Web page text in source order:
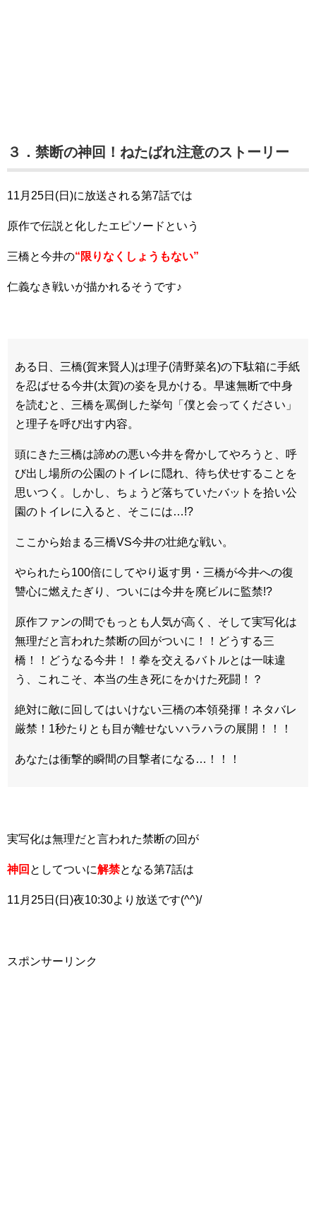
３．禁断の神回！ねたばれ注意のストーリー
11月25日(日)に放送される第7話では
原作で伝説と化したエピソードという
三橋と今井の“限りなくしょうもない”
仁義なき戦いが描かれるそうです♪
ある日、三橋(賀来賢人)は理子(清野菜名)の下駄箱に手紙
を忍ばせる今井(太賀)の姿を見かける。早速無断で中身
を読むと、三橋を罵倒した挙句「僕と会ってください」
と理子を呼び出す内容。
頭にきた三橋は諦めの悪い今井を脅かしてやろうと、呼
び出し場所の公園のトイレに隠れ、待ち伏せすることを
思いつく。しかし、ちょうど落ちていたバットを拾い公
園のトイレに入ると、そこには…!?
ここから始まる三橋VS今井の壮絶な戦い。
やられたら100倍にしてやり返す男・三橋が今井への復
讐心に燃えたぎり、ついには今井を廃ビルに監禁!?
原作ファンの間でもっとも人気が高く、そして実写化は
無理だと言われた禁断の回がついに！！どうする三
橋！！どうなる今井！！拳を交えるバトルとは一味違
う、これこそ、本当の生き死にをかけた死闘！？
絶対に敵に回してはいけない三橋の本領発揮！ネタバレ
厳禁！1秒たりとも目が離せないハラハラの展開！！！
あなたは衝撃的瞬間の目撃者になる…！！！
実写化は無理だと言われた禁断の回が
神回 としてついに解禁となる第7話は
11月25日(日)夜10:30より放送です(^^)/
スポンサーリンク